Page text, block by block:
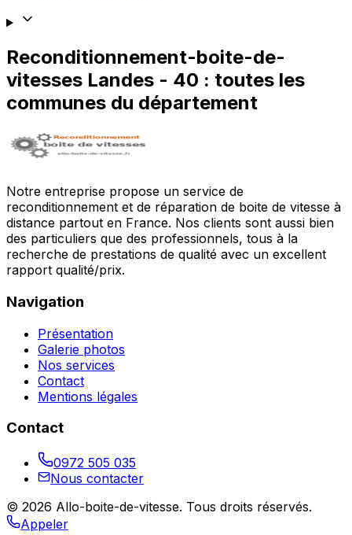
Reconditionnement-boite-de-
vitesses Landes - 40 : toutes les
communes du département
Notre entreprise propose un service de
reconditionnement et de réparation de boite de vitesse à
distance partout en France. Nos clients sont aussi bien
des particuliers que des professionnels, tous à la
recherche de prestations de qualité avec un excellent
rapport qualité/prix.
Navigation
Présentation
Galerie photos
Nos services
Contact
Mentions légales
Contact
0972 505 035
Nous contacter
© 2026 Allo-boite-de-vitesse. Tous droits réservés.
Appeler